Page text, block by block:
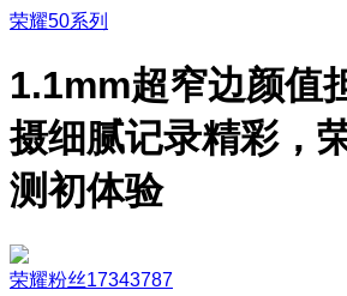
荣耀50系列
1.1mm超窄边颜值
摄细腻记录精彩，
测初体验
荣耀粉丝17343787